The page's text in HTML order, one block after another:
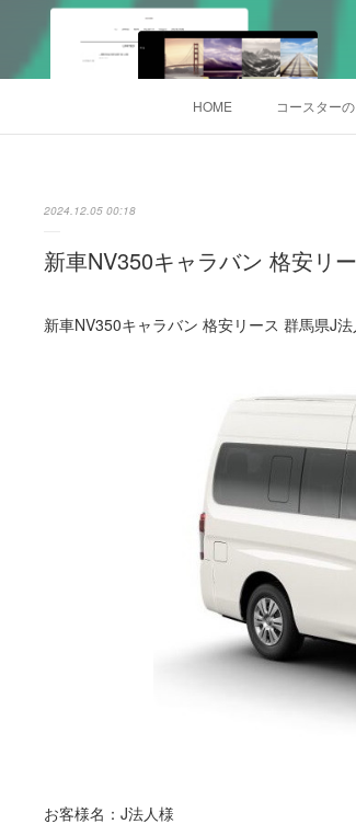
HOME コースター
2024.12.05 00:18
新車NV350キャラバン 格安リ
新車NV350キャラバン 格安リース 群馬県J
お客様名：J法人様